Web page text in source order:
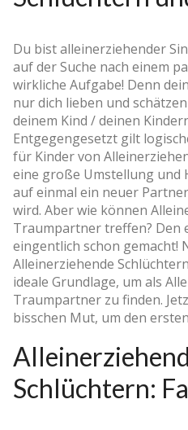
Du bist alleinerziehender
auf der Suche nach einem
wirkliche Aufgabe! Denn
nur dich lieben und
deinem Kind / deinen
Entgegengesetzt gilt
für Kinder von
eine große Umstellung und
auf einmal ein neuer
wird. Aber wie können
Traumpartner treffen? Den
eingentlich schon gemacht!
Alleinerziehende
ideale Grundlage, um als
Traumpartner zu finden.
bisschen Mut, um den
Schlüchtern: